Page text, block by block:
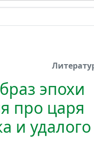
эпохи
про царя
и удалого